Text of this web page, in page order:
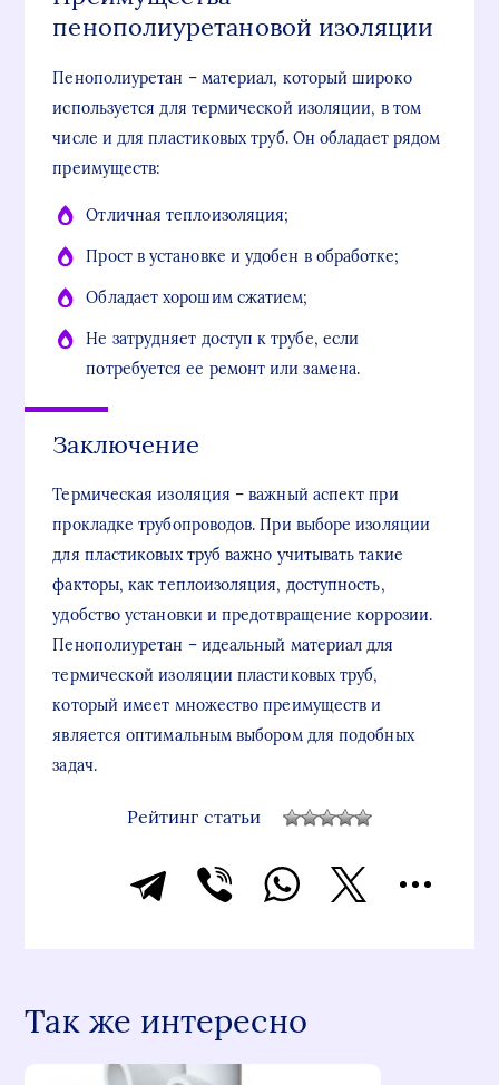
пенополиуретановой изоляции
Пенополиуретан – материал, который широко
используется для термической изоляции, в том
числе и для пластиковых труб. Он обладает рядом
преимуществ:
Отличная теплоизоляция;
Прост в установке и удобен в обработке;
Обладает хорошим сжатием;
Не затрудняет доступ к трубе, если
потребуется ее ремонт или замена.
Заключение
Термическая изоляция – важный аспект при
прокладке трубопроводов. При выборе изоляции
для пластиковых труб важно учитывать такие
факторы, как теплоизоляция, доступность,
удобство установки и предотвращение коррозии.
Пенополиуретан – идеальный материал для
термической изоляции пластиковых труб,
который имеет множество преимуществ и
является оптимальным выбором для подобных
задач.
Рейтинг статьи
Так же интересно